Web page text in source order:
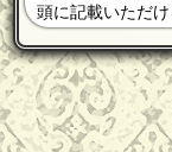
頭に記載いただけ